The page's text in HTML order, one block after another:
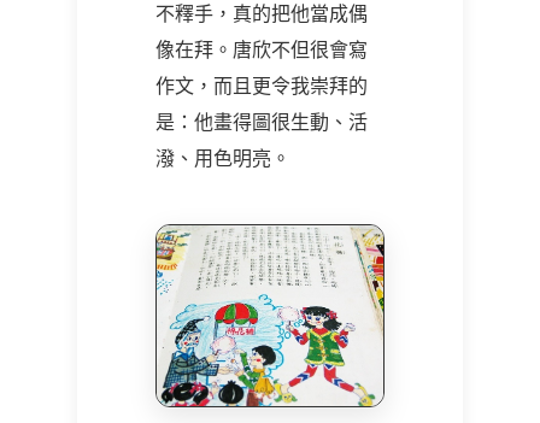
不釋手，真的把他當成偶
像在拜。唐欣不但很會寫
作文，而且更令我崇拜的
是：他畫得圖很生動、活
潑、用色明亮。